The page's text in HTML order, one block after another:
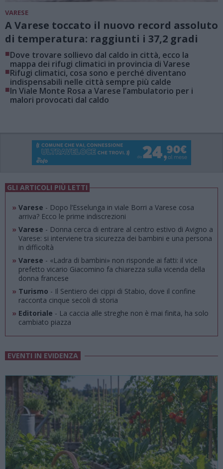
VARESE
A Varese toccato il nuovo record assoluto
di temperatura: raggiunti i 37,2 gradi
■Dove trovare sollievo dal caldo in città, ecco la
mappa dei rifugi climatici in provincia di Varese
■Rifugi climatici, cosa sono e perché diventano
indispensabili nelle città sempre più calde
■In Viale Monte Rosa a Varese l’ambulatorio per i
malori provocati dal caldo
GLI ARTICOLI PIÙ LETTI
» Varese - Dopo l’Esselunga in viale Borri a Varese cosa
arriva? Ecco le prime indiscrezioni
» Varese - Donna cerca di entrare al centro estivo di Avigno a
Varese: si interviene tra sicurezza dei bambini e una persona
in difficoltà
» Varese - «Ladra di bambini» non risponde ai fatti: il vice
prefetto vicario Giacomino fa chiarezza sulla vicenda della
donna francese
» Turismo - Il Sentiero dei cippi di Stabio, dove il confine
racconta cinque secoli di storia
» Editoriale - La caccia alle streghe non è mai finita, ha solo
cambiato piazza
EVENTI IN EVIDENZA